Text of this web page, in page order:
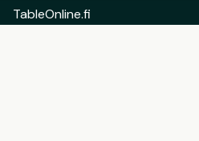
TableOnline.fi